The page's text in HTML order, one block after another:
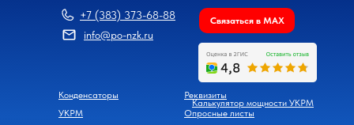
info@po-nzk.ru
Конденсаторы
УКРМ
Реквизиты
Калькулятор мощности УКРМ
Опросные листы
+7 (383) 373-68-88 Связаться в MAX